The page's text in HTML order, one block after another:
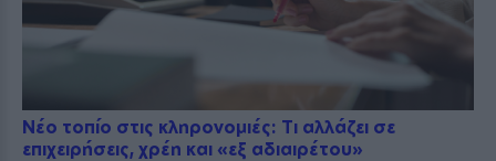
Νέο τοπίο στις κληρονομιές: Τι αλλάζει σε
επιχειρήσεις, χρέη και «εξ αδιαιρέτου»